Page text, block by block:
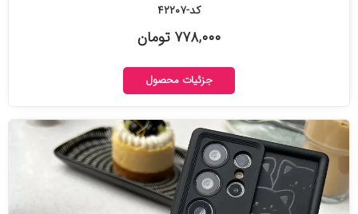
کد-۴۲۲۰۷
۷۷۸,۰۰۰ تومان
جزئیات محصول